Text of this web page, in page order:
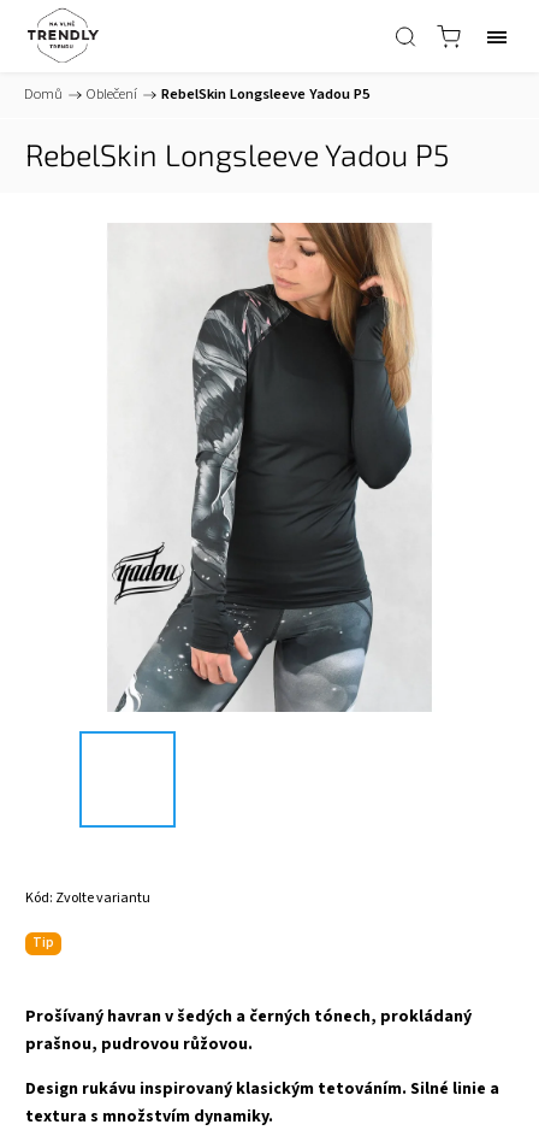
Domů / Oblečení / RebelSkin Longsleeve Yadou P5
RebelSkin Longsleeve Yadou P5
Kód: Zvolte variantu
Tip
Prošívaný havran v šedých a černých tónech, prokládaný
prašnou, pudrovou růžovou.
Design rukávu inspirovaný klasickým tetováním. Silné linie a
textura s množstvím dynamiky.